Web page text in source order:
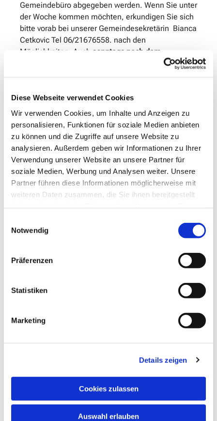
Diese Webseite verwendet Cookies
Wir verwenden Cookies, um Inhalte und Anzeigen zu
personalisieren, Funktionen für soziale Medien anbieten
zu können und die Zugriffe auf unsere Website zu
analysieren. Außerdem geben wir Informationen zu Ihrer
Verwendung unserer Website an unsere Partner für
soziale Medien, Werbung und Analysen weiter. Unsere
Partner führen diese Informationen möglicherweise mit
weiteren Daten zusammen, die Sie ihnen bereitgestellt
Notwendig
Präferenzen
Statistiken
Marketing
Details zeigen
Cookies zulassen
Auswahl erlauben
Gemeindebüro abgegeben werden. Wenn Sie unter
der Woche kommen möchten, erkundigen Sie sich
bitte vorab bei unserer Gemeindesekretärin Bianca
Cetkovic Tel 06/21676558. nach den
Möglichkeiten. Auch sonntags nach dem
nehmen wir Ihre Spenden gerne
entgegen. Möchten Sie sich in unserer Gemeinde
wir freuen uns über jede helfende Hand! Rund um
unsere Märkte gibt es viele Möglichkeiten mit
anzupacken: vom Aufbauen der Kleiderständer
über das Sortieren und Aufhängen der Kleidung,
das Vorbereiten der Räumlichkeiten und
Kuchenbacken bis hin zur Unterstützung im
Verkauf und in der Küche am Markttag selbst. Die
Vorbereitungen für den nächsten Kleidermarkt
starten am3. März– machen Sie mit, es lohnt
Unsere Treffen bieten dabei nicht nur Raum zum
Planen und Arbeiten, sondern auch Zeit für
wertschätzenden Austausch miteinander.
zur Verfügung.
---Text von Ursi---
Wir sind für Sie da